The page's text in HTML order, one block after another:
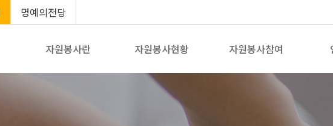
명예의전당
자원봉사란 자원봉사현황 자원봉사참여